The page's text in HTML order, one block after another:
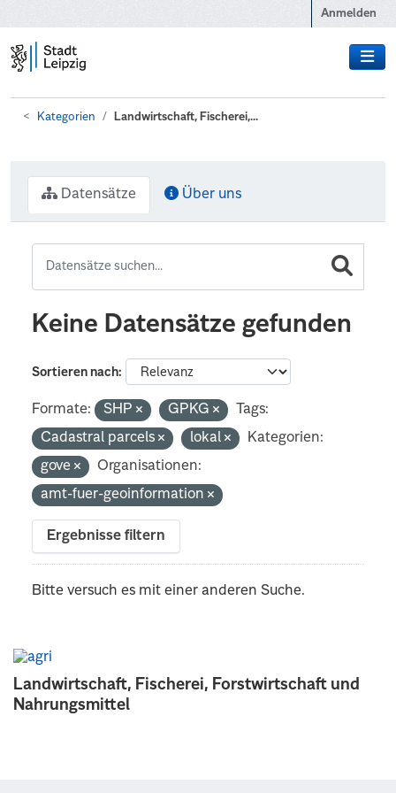
Anmelden
Kategorien Landwirtschaft, Fischerei,...
Landwirtschaft, Fischerei, Forstwirtschaft und
Nahrungsmittel
Datensätze Über uns
Keine Datensätze gefunden
Sortieren nach
Formate: SHP GPKG
Tags:
Cadastral parcels
lokal
Kategorien:
gove
Organisationen:
amt-fuer-geoinformation
Ergebnisse filtern
Bitte versuch es mit einer anderen Suche.